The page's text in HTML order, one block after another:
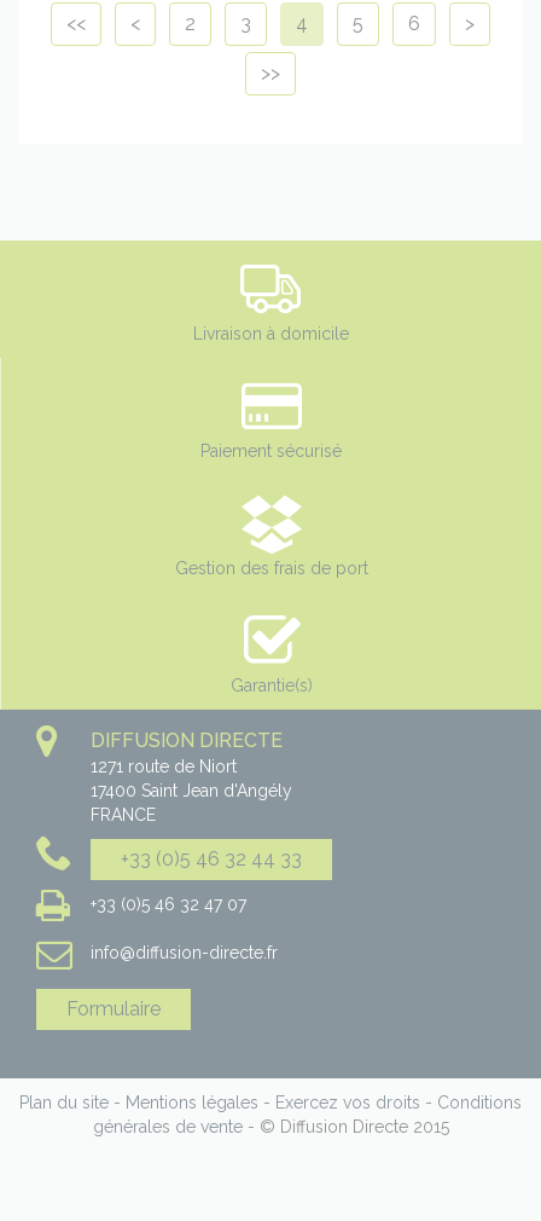
<< < 2 3 4 5 6 >
>>
Livraison à domicile
Paiement sécurisé
Gestion des frais de port
Garantie(s)
DIFFUSION DIRECTE
1271 route de Niort
17400 Saint Jean d'Angély
FRANCE
+33 (0)5 46 32 44 33
+33 (0)5 46 32 47 07
info@diffusion-directe.fr
Formulaire
Plan du site - Mentions légales - Exercez vos droits - Conditions
générales de vente- © Diffusion Directe 2015